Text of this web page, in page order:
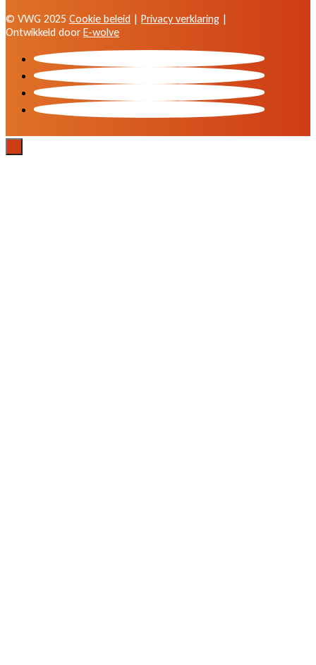
© VWG 2025 Cookie beleid | Privacy verklaring |
Ontwikkeld door E-wolve